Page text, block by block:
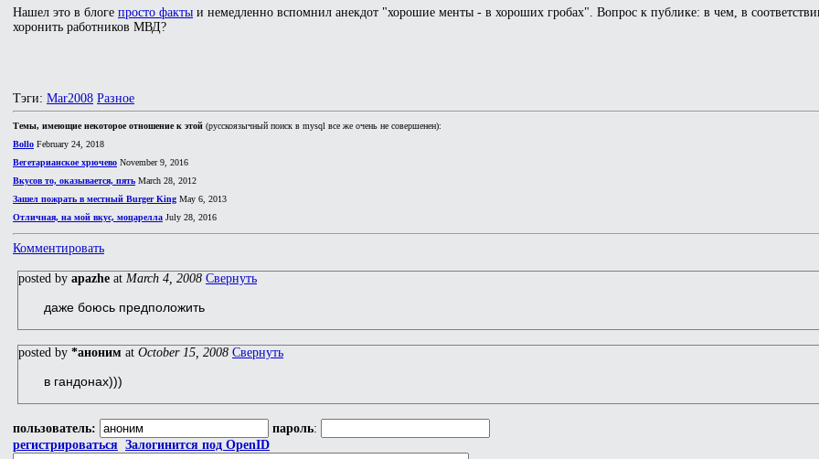
Нашел это в блоге просто факты и немедленно вспомнил анекдот "хорошие менты - в хороших гробах". Вопрос к публике: в чем, в
хоронить работников МВД?
Тэги: Mar2008 Разное
Темы, имеющие некоторое отношение к этой (русскоязычный поиск в mysql все же очень не совершенен):
Bollo February 24, 2018
Вегетарианское хрючево November 9, 2016
Вкусов то, оказывается, пять March 28, 2012
Зашел пожрать в местный Burger King May 6, 2013
Отличная, на мой вкус, моцарелла July 28, 2016
Комментировать
posted by apazhe at March 4, 2008 Свернуть
даже боюсь предположить
posted by *аноним at October 15, 2008 Свернуть
в гандонах)))
пользователь: пароль:
регистрироваться Залогинится под OpenID